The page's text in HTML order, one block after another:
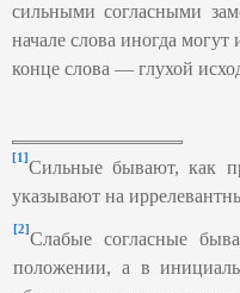
сильными согласными
начале слова иногда
конце слова — глухой
[1]Сильные бывают, как
указывают на
[2]Слабые согласные
положении, а в